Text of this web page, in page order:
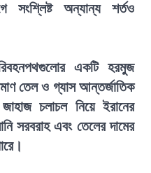
সংশ্লিষ্ট অন্যান্য শর্তও
একটি হরমুজ
তেল ও গ্যাস আন্তর্জাতিক
চলাচল নিয়ে ইরানের
সরবরাহ এবং তেলের দামের